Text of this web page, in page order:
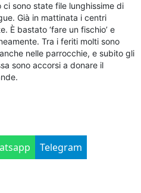
sono state file lunghissime di
Già in mattinata i centri
È bastato ‘fare un fischio’ e
Tra i feriti molti sono
nelle parrocchie, e subito gli
sono accorsi a donare il
Telegram